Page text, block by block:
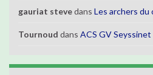
gauriat stevedans Les archers du
Tournoud dans ACS GV Seyssinet